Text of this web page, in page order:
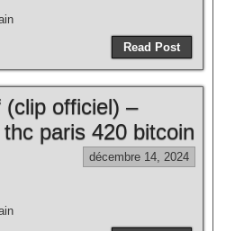
Read Post
(clip officiel) –
paris 420 bitcoin
décembre 14, 2024